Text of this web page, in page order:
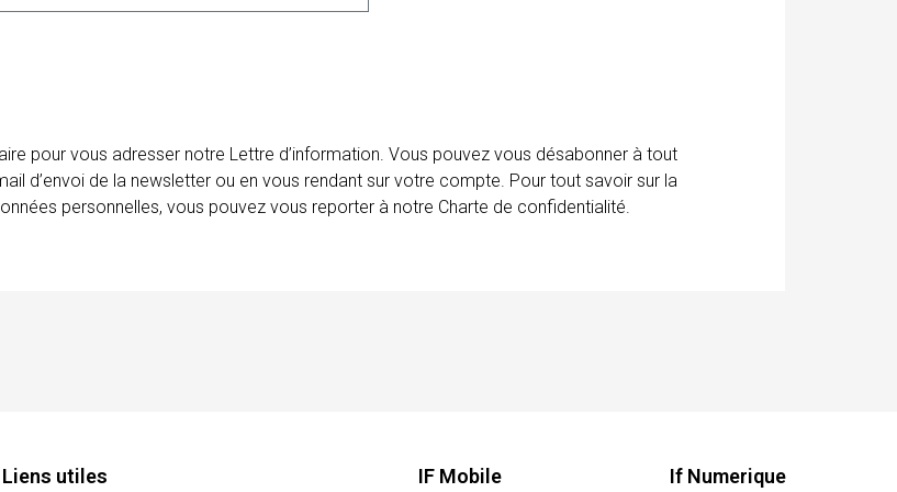
pour vous adresser notre Lettre d’information. Vous pouvez vous désabonner à tout
d’envoi de la newsletter ou en vous rendant sur votre compte. Pour tout savoir sur la
personnelles, vous pouvez vous reporter à notre Charte de confidentialité.
Liens utiles IF Mobile If Numerique